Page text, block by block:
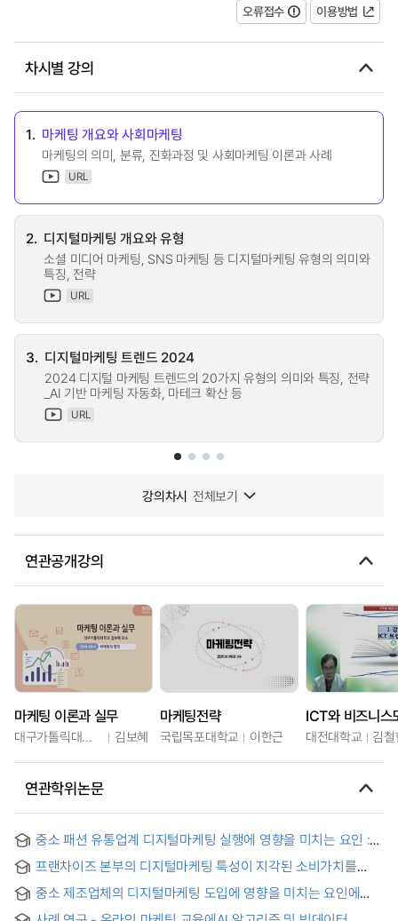
오류접수
이용방법
차시별 강의
1. 마케팅 개요와 사회마케팅
마케팅의 의미, 분류, 진화과정 및 사회마케팅 이론과 사례
URL
2. 디지털마케팅 개요와 유형
소셜 미디어 마케팅, SNS 마케팅 등 디지털마케팅 유형의 의미와
특징, 전략
URL
3. 디지털마케팅 트렌드 2024
2024 디지털 마케팅 트렌드의 20가지 유형의 의미와 특징, 전략
_AI 기반 마케팅 자동화, 마테크 확산 등
URL
강의차시 전체보기
연관공개강의
마케팅 이론과 실무
대구가톨릭대학교 김보혜
마케팅전략
국립목포대학교 이한근
ICT와 비즈니스
대전대학교 김
연관학위논문
중소 패션 유통업계 디지털마케팅 실행에 영향을 미치는 요인 :
The Factors Influencing the Implementation of Digital
Marketing in the Small and Medium Fashion Distribution
Industry: A Comparative Study Between High-Income and
프랜차이즈 본부의 디지털마케팅 특성이 지각된 소비가치를
Marketing Characteristics of Franchisor on Visit Intention
through Perceived Consumption Value
중소 제조업체의 디지털마케팅 도입에 영향을 미치는 요인에